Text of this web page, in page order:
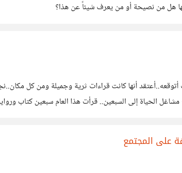
هل من نصيحة أو من يعرف شيئاً عن هذا؟
ما كنت أتوقعه..أعتقد أنها كانت قراءات ثرية وجميلة ومن كل
هذا العام في بدايته 100 كتاب لكنه تقلص مع مشاغل الحياة إلى السبعين..
على المجتمع